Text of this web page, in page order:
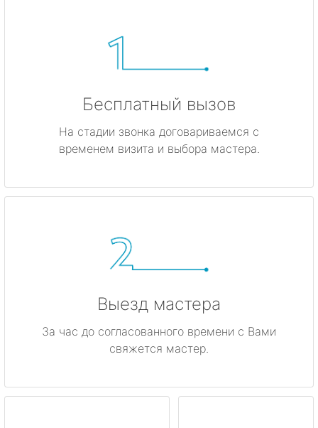
Бесплатный вызов
На стадии звонка договариваемся с
временем визита и выбора мастера.
Выезд мастера
За час до согласованного времени с Вами
свяжется мастер.